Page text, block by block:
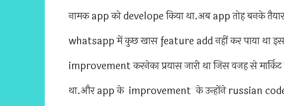
नामक app को develope किया था.अब app तोह बनके
whatsapp में कुछ खास feature add नहीं कर पाया था
improvement करनेका प्रयास जारी था जिस वजह से
था.और app के improvement के उन्होंने russian